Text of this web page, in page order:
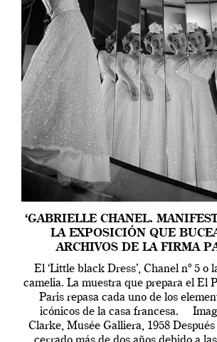
‘GABRIELLE CHANEL.
LA EXPOSICIÓN QUE
ARCHIVOS DE LA FIRMA
El ‘Little black Dress’, Chanel nº 5 o
camelia. La muestra que prepara el El
Paris repasa cada uno de los
icónicos de la casa francesa.
Clarke, Musée Galliera, 1958